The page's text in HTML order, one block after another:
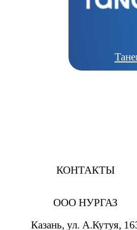
КОНТАКТЫ
ООО НУРГАЗ
Казань, ул. А.Кутуя,